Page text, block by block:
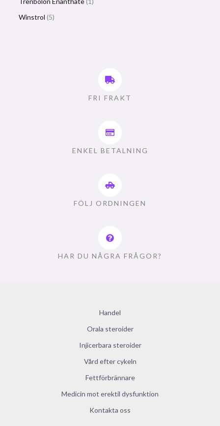
Winstrol 5
FRI FRAKT
ENKEL BETALNING
FÖLJ ORDNINGEN
HAR DU NÅGRA FRÅGOR?
Handel
Orala steroider
Injicerbara steroider
Vård efter cykeln
Fettförbrännare
Medicin mot erektil dysfunktion
Kontakta oss